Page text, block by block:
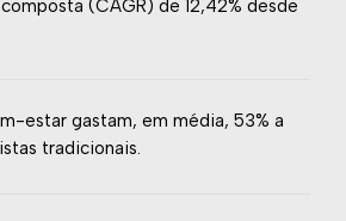
(CAGR) de 12,42% desde
estar gastam, em média, 53% a
tradicionais.